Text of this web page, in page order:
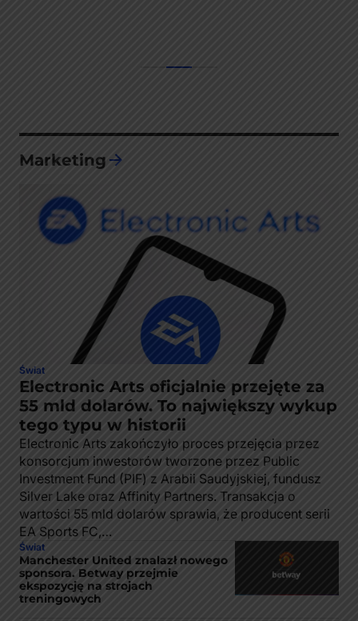
Marketing
Świat
Electronic Arts oficjalnie przejęte za
55 mld dolarów. To największy wykup
tego typu w historii
Electronic Arts zakończyło proces przejęcia przez
konsorcjum inwestorów tworzone przez Public
Investment Fund (PIF) z Arabii Saudyjskiej, fundusz
Silver Lake oraz Affinity Partners. Transakcja o
wartości 55 mld dolarów sprawia, że producent serii
EA Sports FC,…
Świat
Manchester United znalazł nowego
sponsora. Betway przejmie
ekspozycję na strojach
treningowych